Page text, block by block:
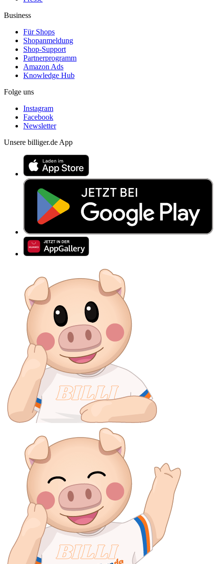
Business
Für Shops
Shopanmeldung
Shop-Support
Partnerprogramm
Amazon Ads
Knowledge Hub
Folge uns
Instagram
Facebook
Newsletter
Unsere billiger.de App